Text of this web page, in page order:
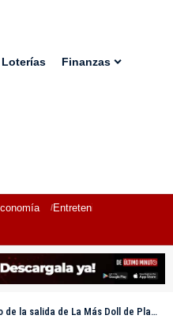
Loterías Finanzas
Entretenimiento
de La Más Doll de Planeta Alofoke